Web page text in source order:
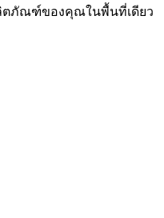
ตภัณฑ์ของคุณในพื้นที่เดียว